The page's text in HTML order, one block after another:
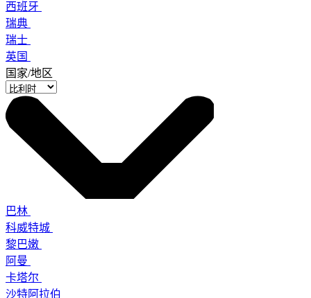
西班牙
瑞典
瑞士
英国
国家/地区
巴林
科威特城
黎巴嫩
阿曼
卡塔尔
沙特阿拉伯